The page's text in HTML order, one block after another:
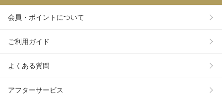
会員・ポイントについて
ご利用ガイド
よくある質問
アフターサービス